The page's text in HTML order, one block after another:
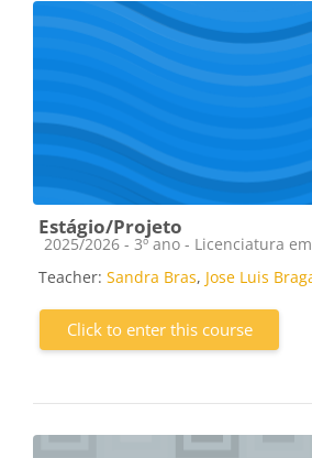
Estágio/Projeto
Course category
2025/2026 - 3º ano - Licenciatura
Teacher: Sandra Bras, Jose Luis
Click to enter this course